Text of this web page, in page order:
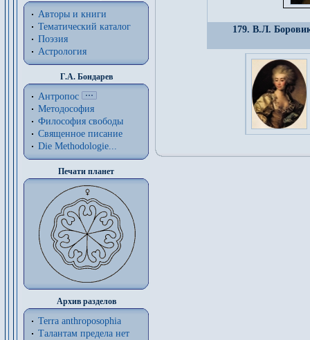
Авторы и книги
Тематический каталог
Поэзия
Астрология
Г.А. Бондарев
Антропос
Методософия
Философия cвободы
Священное писание
Die Methodologie...
Печати планет
Архив разделов
Terra anthroposophia
Талантам предела нет
179. В.Л.